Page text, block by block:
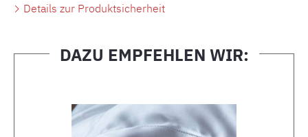
Details zur Produktsicherheit
DAZU EMPFEHLEN WIR: